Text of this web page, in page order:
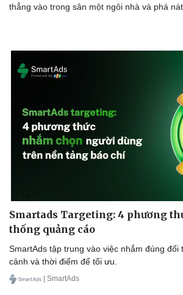
thẳng vào trong sân một ngôi nhà và phá
Smartads Targeting: 4 phương
thống quảng cáo
SmartAds tập trung vào việc nhắm đúng
cảnh và thời điểm để tối ưu.
| SmartAds